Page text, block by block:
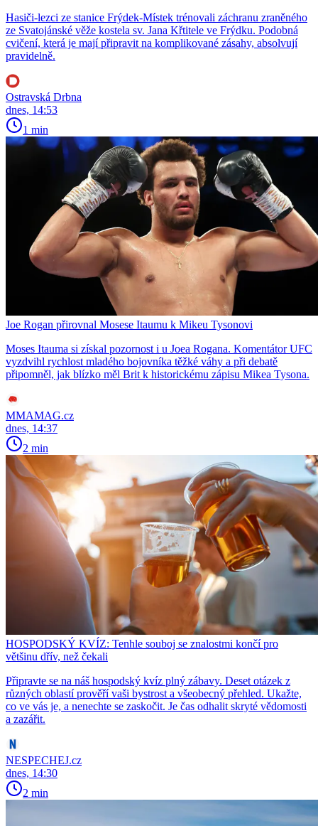
Hasiči-lezci ze stanice Frýdek-Místek trénovali záchranu zraněného
ze Svatojánské věže kostela sv. Jana Křtitele ve Frýdku. Podobná
cvičení, která je mají připravit na komplikované zásahy, absolvují
pravidelně.
Ostravská Drbna
dnes, 14:53
1 min
Joe Rogan přirovnal Mosese Itaumu k Mikeu Tysonovi
Moses Itauma si získal pozornost i u Joea Rogana. Komentátor UFC
vyzdvihl rychlost mladého bojovníka těžké váhy a při debatě
připomněl, jak blízko měl Brit k historickému zápisu Mikea Tysona.
MMAMAG.cz
dnes, 14:37
2 min
HOSPODSKÝ KVÍZ: Tenhle souboj se znalostmi končí pro
většinu dřív, než čekali
Připravte se na náš hospodský kvíz plný zábavy. Deset otázek z
různých oblastí prověří vaši bystrost a všeobecný přehled. Ukažte,
co ve vás je, a nenechte se zaskočit. Je čas odhalit skryté vědomosti
a zazářit.
NESPECHEJ.cz
dnes, 14:30
2 min